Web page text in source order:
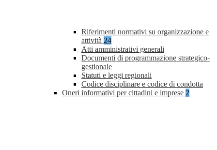
Riferimenti normativi su organizzazione e
attività 24
Atti amministrativi generali
Documenti di programmazione strategico-
gestionale
Statuti e leggi regionali
Codice disciplinare e codice di condotta
Oneri informativi per cittadini e imprese 2